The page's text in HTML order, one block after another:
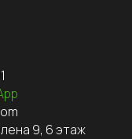
9, 6 этаж